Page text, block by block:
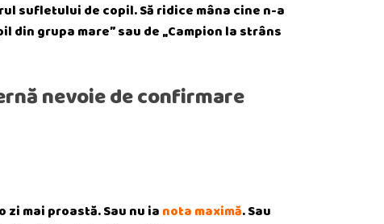
sufletului de copil. Să ridice mâna cine n-a
din grupa mare” sau de „Campion la strâns
nevoie de confirmare
zi mai proastă. Sau nu ia nota maximă. Sau